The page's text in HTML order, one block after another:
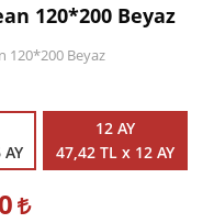
120*200 Beyaz
120*200 Beyaz
12 AY
47,42 TL x 12 AY